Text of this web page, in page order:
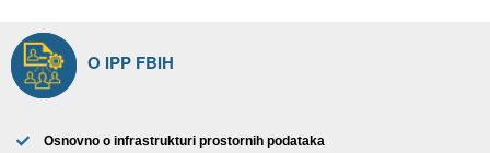
O IPP FBIH
Osnovno o infrastrukturi prostornih podataka